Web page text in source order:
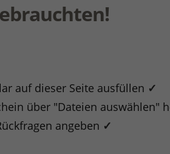
auf dieser Seite ausfüllen ✓
über "Dateien auswählen"
angeben ✓